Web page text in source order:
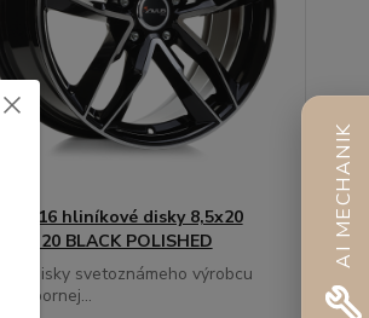
AF16 hliníkové disky 8,5x20
ET20 BLACK POLISHED
disky svetoznámeho výrobcu
výbornej...
AI MECHANIK